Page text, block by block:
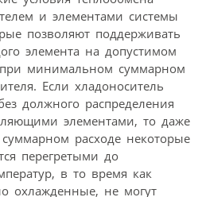
и элементами системы
позволяют поддерживать
элемента на допустимом
минимальном суммарном
Если хладоноситель
должного распределения
элементами, то даже
расходе некоторые
перегретыми до
в то время как
охлажденные, не могут